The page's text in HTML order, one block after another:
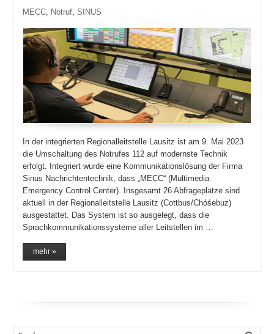
MECC, Notruf,SINUS
In der integrierten Regionalleitstelle Lausitz ist am 9. Mai 2023
die Umschaltung des Notrufes 112 auf modernste Technik
erfolgt. Integriert wurde eine Kommunikationslösung der Firma
Sinus Nachrichtentechnik, dass „MECC“ (Multimedia
Emergency Control Center). Insgesamt 26 Abfrageplätze sind
aktuell in der Regionalleitstelle Lausitz (Cottbus/Chóśebuz)
ausgestattet. Das System ist so ausgelegt, dass die
Sprachkommunikationssysteme aller Leitstellen im …
mehr »